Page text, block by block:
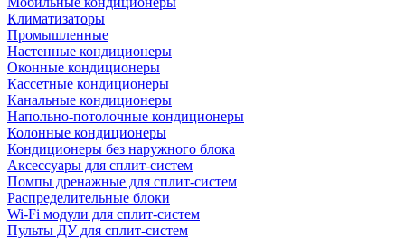
Климатизаторы
Промышленные
Настенные кондиционеры
Оконные кондиционеры
Кассетные кондиционеры
Канальные кондиционеры
Напольно-потолочные кондиционеры
Колонные кондиционеры
Кондиционеры без наружного блока
Аксессуары для сплит-систем
Помпы дренажные для сплит-систем
Распределительные блоки
Wi-Fi модули для сплит-систем
Пульты ДУ для сплит-систем